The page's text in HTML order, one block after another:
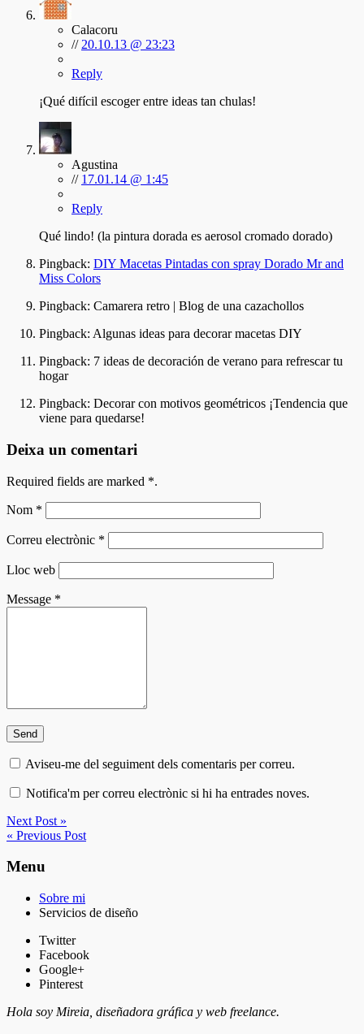
Calacoru
// 20.10.13 @ 23:23
Reply
¡Qué difícil escoger entre ideas tan chulas!
Agustina
// 17.01.14 @ 1:45
Reply
Qué lindo! (la pintura dorada es aerosol cromado dorado)
Pingback: DIY Macetas Pintadas con spray Dorado Mr and
Miss Colors
Pingback: Camarera retro | Blog de una cazachollos
Pingback: Algunas ideas para decorar macetas DIY
Pingback: 7 ideas de decoración de verano para refrescar tu
hogar
Pingback: Decorar con motivos geométricos ¡Tendencia que
viene para quedarse!
Deixa un comentari
Required fields are marked *.
Nom *
Correu electrònic *
Lloc web
Message *
Aviseu-me del seguiment dels comentaris per correu.
Notifica'm per correu electrònic si hi ha entrades noves.
Next Post »
« Previous Post
Menu
Sobre mi
Servicios de diseño
Twitter
Facebook
Google+
Pinterest
Hola soy Mireia, diseñadora gráfica y web freelance.